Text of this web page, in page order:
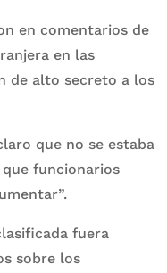
en comentarios de
en las
de alto secreto a los
que no se estaba
funcionarios
fuera
sobre los